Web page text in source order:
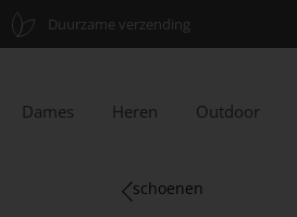
Duurzame verzending
Dames Heren Outdoor
schoenen